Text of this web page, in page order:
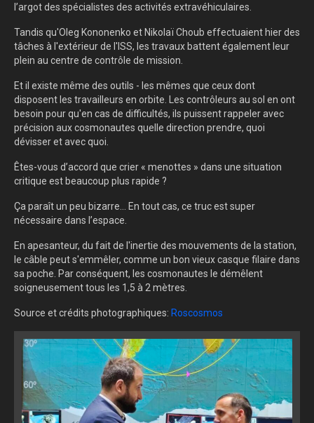
l’argot des spécialistes des activités extravéhiculaires.
Tandis qu'Oleg Kononenko et Nikolaï Choub effectuaient hier des
tâches à l'extérieur de l'ISS, les travaux battent également leur
plein au centre de contrôle de mission.
Et il existe même des outils - les mêmes que ceux dont
disposent les travailleurs en orbite. Les contrôleurs au sol en ont
besoin pour qu'en cas de difficultés, ils puissent rappeler avec
précision aux cosmonautes quelle direction prendre, quoi
dévisser et avec quoi.
Êtes-vous d’accord que crier « menottes » dans une situation
critique est beaucoup plus rapide ?
Ça paraît un peu bizarre... En tout cas, ce truc est super
nécessaire dans l’espace.
En apesanteur, du fait de l'inertie des mouvements de la station,
le câble peut s'emmêler, comme un bon vieux casque filaire dans
sa poche. Par conséquent, les cosmonautes le démêlent
soigneusement tous les 1,5 à 2 mètres.
Source et crédits photographiques: Roscosmos